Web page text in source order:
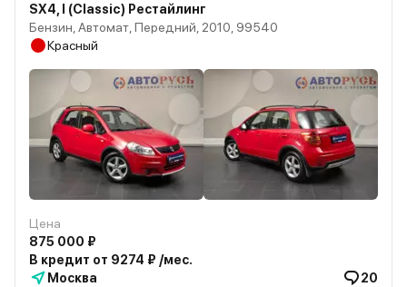
SX4, I (Classic) Рестайлинг
Бензин, Автомат, Передний, 2010, 99540
Красный
Цена
875 000 ₽
В кредит от 9274 ₽ /мес.
Москва
20